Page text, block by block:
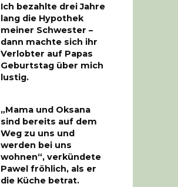
Ich bezahlte drei Jahre
lang die Hypothek
meiner Schwester –
dann machte sich ihr
Verlobter auf Papas
Geburtstag über mich
lustig.
„Mama und Oksana
sind bereits auf dem
Weg zu uns und
werden bei uns
wohnen“, verkündete
Pawel fröhlich, als er
die Küche betrat.